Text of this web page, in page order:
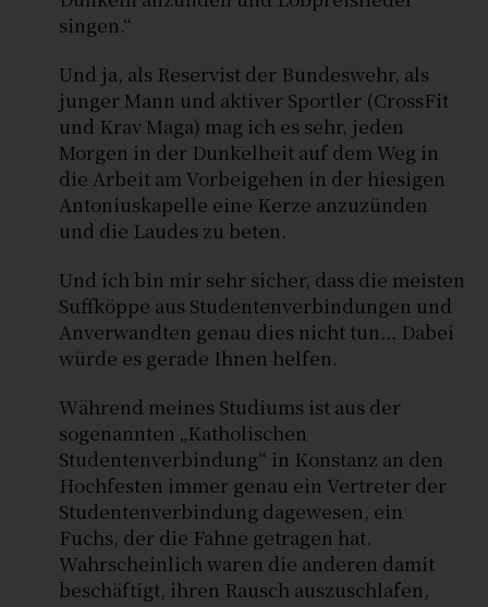
singen.“
Und ja, als Reservist der Bundeswehr, als
junger Mann und aktiver Sportler (CrossFit
und Krav Maga) mag ich es sehr, jeden
Morgen in der Dunkelheit auf dem Weg in
die Arbeit am Vorbeigehen in der hiesigen
Antoniuskapelle eine Kerze anzuzünden
und die Laudes zu beten.
Und ich bin mir sehr sicher, dass die meisten
Suffköppe aus Studentenverbindungen und
Anverwandten genau dies nicht tun… Dabei
würde es gerade Ihnen helfen.
Während meines Studiums ist aus der
sogenannten „Katholischen
Studentenverbindung“ in Konstanz an den
Hochfesten immer genau ein Vertreter der
Studentenverbindung dagewesen, ein
Fuchs, der die Fahne getragen hat.
Wahrscheinlich waren die anderen damit
beschäftigt, ihren Rausch auszuschlafen,